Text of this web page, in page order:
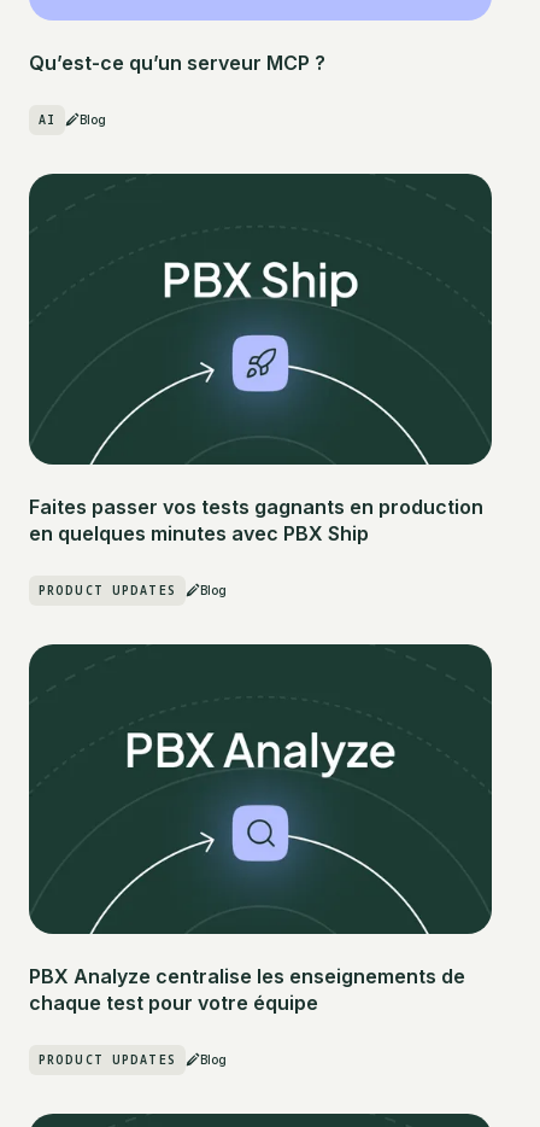
Qu’est-ce qu’un serveur MCP ?
AI Blog
Faites passer vos tests gagnants en production
en quelques minutes avec PBX Ship
PRODUCT UPDATES Blog
PBX Analyze centralise les enseignements de
chaque test pour votre équipe
PRODUCT UPDATES Blog